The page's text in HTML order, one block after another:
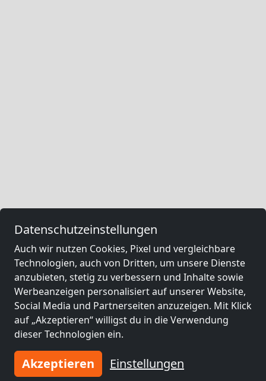
Datenschutzeinstellungen
Auch wir nutzen Cookies, Pixel und vergleichbare
Technologien, auch von Dritten, um unsere Dienste
anzubieten, stetig zu verbessern und Inhalte sowie
Werbeanzeigen personalisiert auf unserer Website,
Social Media und Partnerseiten anzuzeigen. Mit Klick
auf „Akzeptieren“ willigst du in die Verwendung
dieser Technologien ein.
Akzeptieren Einstellungen